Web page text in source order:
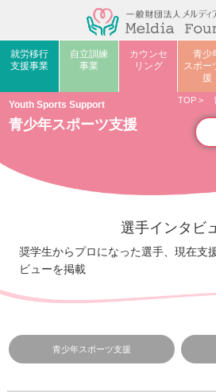
就労移行
支援事業
自立訓練
事業
カウンセ
リング
青少
スポー
援
Youth Sports Support
青少年スポーツ支援
TOP >
選手インタビ
奨学生からプロになった選手、現在支
ビューを掲載
青少年スポーツ支援